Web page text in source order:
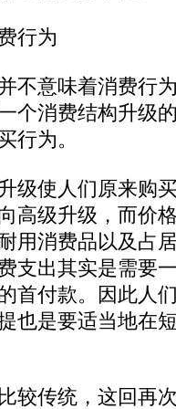
行为
意味着消费行
个消费结构升级
行为。
使人们原来购
高级升级，而价
用消费品以及占
支出其实是需要
首付款。因此人
也是要适当地在
传统，这回再